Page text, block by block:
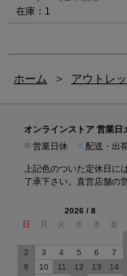
在庫：1
ホーム > アウトレ
オンラインストア 営業日
営業日休 配送・出
上記色のついた定休日
了承下さい。直営店舗の
2026 / 8
日
月 火 水 木 金
2
3 4 5 6 7
9
10 11 12 13 14